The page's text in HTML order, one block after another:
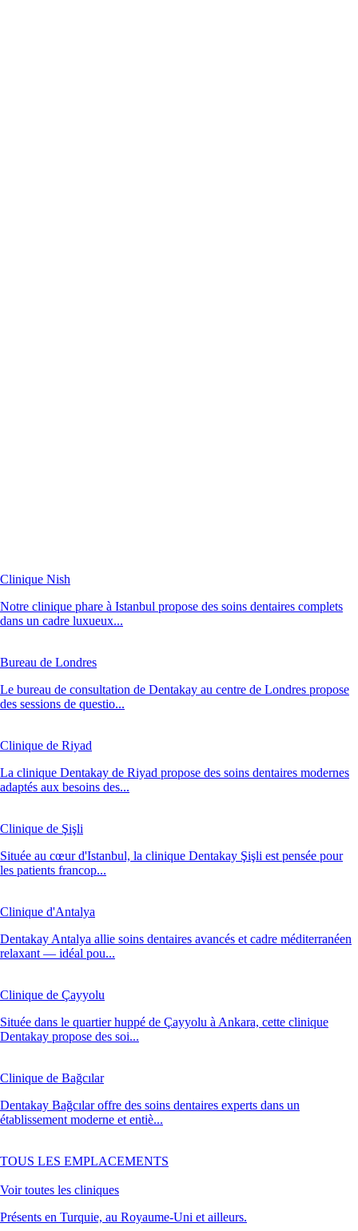
Clinique Nish
Notre clinique phare à Istanbul propose des soins dentaires complets
dans un cadre luxueux...
Bureau de Londres
Le bureau de consultation de Dentakay au centre de Londres propose
des sessions de questio...
Clinique de Riyad
La clinique Dentakay de Riyad propose des soins dentaires modernes
adaptés aux besoins des...
Clinique de Şişli
Située au cœur d'Istanbul, la clinique Dentakay Şişli est pensée pour
les patients francop...
Clinique d'Antalya
Dentakay Antalya allie soins dentaires avancés et cadre méditerranéen
relaxant — idéal pou...
Clinique de Çayyolu
Située dans le quartier huppé de Çayyolu à Ankara, cette clinique
Dentakay propose des soi...
Clinique de Bağcılar
Dentakay Bağcılar offre des soins dentaires experts dans un
établissement moderne et entiè...
TOUS LES EMPLACEMENTS
Voir toutes les cliniques
Présents en Turquie, au Royaume-Uni et ailleurs.